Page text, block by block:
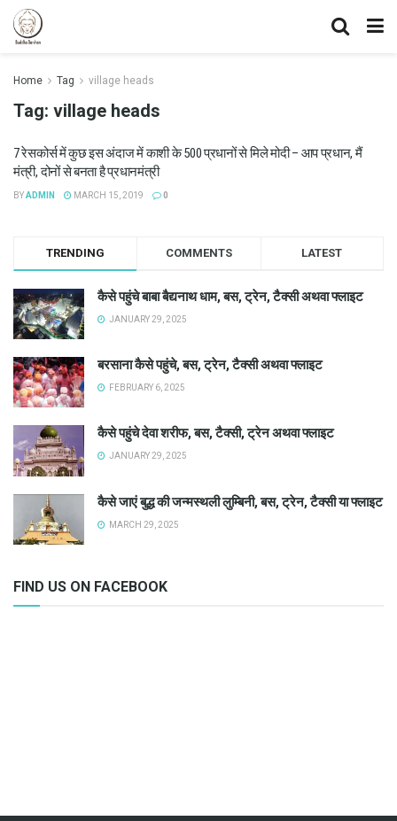
Home Tag village heads
Tag: village heads
7 रेसकोर्स में कुछ इस अंदाज में काशी के 500 प्रधानों से मिले मोदी – आप प्रधान, मैं
मंत्री, दोनों से बनता है प्रधानमंत्री
BYADMIN MARCH 15, 2019 0
TRENDING COMMENTS LATEST
कैसे पहुंचे बाबा बैद्यनाथ धाम, बस, ट्रेन, टैक्सी अथवा फ्लाइट
JANUARY 29, 2025
बरसाना कैसे पहुंचे, बस, ट्रेन, टैक्सी अथवा फ्लाइट
FEBRUARY 6, 2025
कैसे पहुंचे देवा शरीफ, बस, टैक्सी, ट्रेन अथवा फ्लाइट
JANUARY 29, 2025
कैसे जाएं बुद्ध की जन्मस्थली लुम्बिनी, बस, ट्रेन, टैक्सी या फ्लाइट
MARCH 29, 2025
FIND US ON FACEBOOK